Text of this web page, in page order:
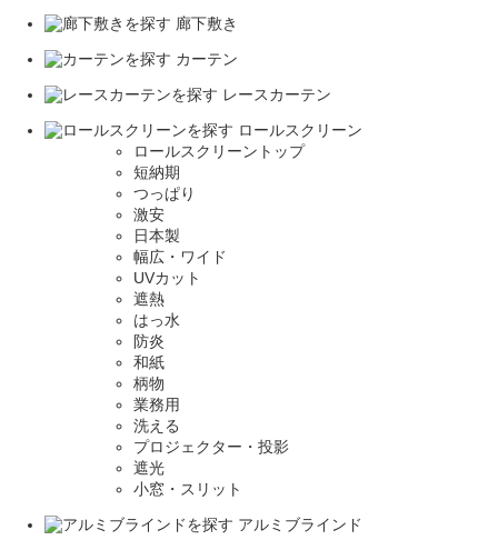
廊下敷き
カーテン
レースカーテン
ロールスクリーン
ロールスクリーントップ
短納期
つっぱり
激安
日本製
幅広・ワイド
UVカット
遮熱
はっ水
防炎
和紙
柄物
業務用
洗える
プロジェクター・投影
遮光
小窓・スリット
アルミブラインド